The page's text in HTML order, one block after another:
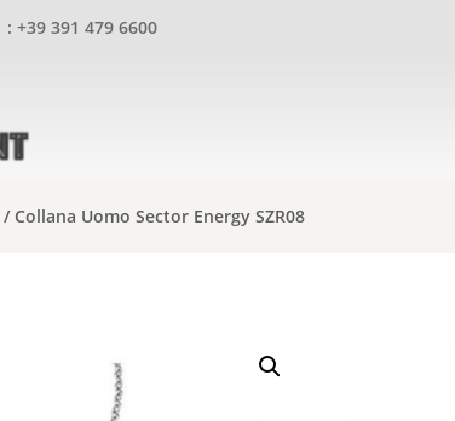
: +39 391 479 6600
/ Collana Uomo Sector Energy SZR08